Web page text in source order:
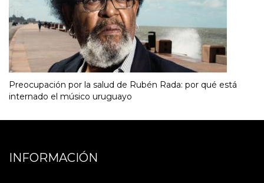
Preocupación por la salud de Rubén Rada: por qué está
internado el músico uruguayo
INFORMACIÓN